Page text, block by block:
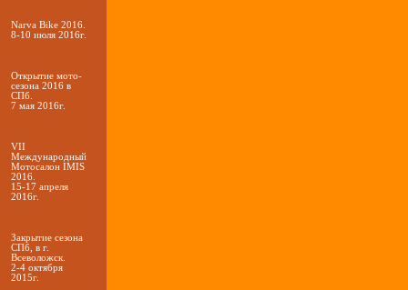
Narva Bike 2016.
8-10 июля 2016г.
Открытие мото-
сезона 2016 в
СПб.
7 мая 2016г.
VII
Международный
Мотосалон IMIS
2016.
15-17 апреля
2016г.
Закрытие сезона
СПб, в г.
Всеволожск.
2-4 октября
2015г.